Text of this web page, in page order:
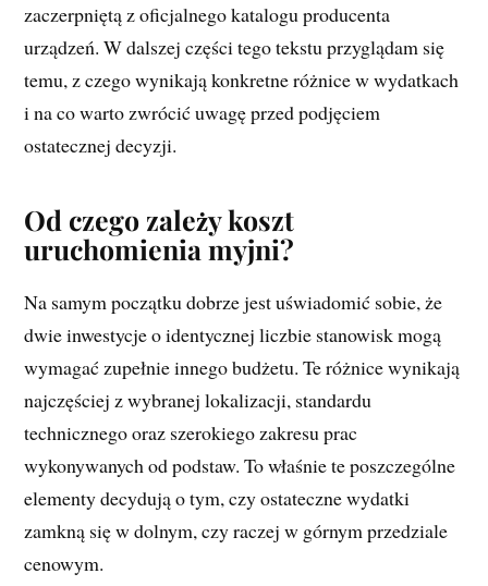
zaczerpniętą z oficjalnego katalogu producenta
urządzeń. W dalszej części tego tekstu przyglądam się
temu, z czego wynikają konkretne różnice w wydatkach
i na co warto zwrócić uwagę przed podjęciem
ostatecznej decyzji.
Od czego zależy koszt
uruchomienia myjni?
Na samym początku dobrze jest uświadomić sobie, że
dwie inwestycje o identycznej liczbie stanowisk mogą
wymagać zupełnie innego budżetu. Te różnice wynikają
najczęściej z wybranej lokalizacji, standardu
technicznego oraz szerokiego zakresu prac
wykonywanych od podstaw. To właśnie te poszczególne
elementy decydują o tym, czy ostateczne wydatki
zamkną się w dolnym, czy raczej w górnym przedziale
cenowym.